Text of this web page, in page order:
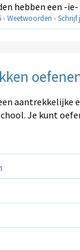
hebben een -
› Weetwoorden › Schrijf
aantrekkelijke
Je kunt